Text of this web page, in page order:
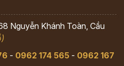
Nguyễn Khánh Toàn, Cầu
- 0962 174 565 - 0962 167